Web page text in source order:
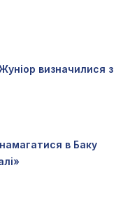
Жуніор визначилися з
в Баку